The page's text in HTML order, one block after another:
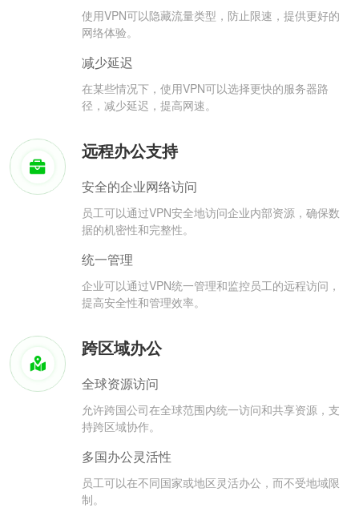
使用VPN可以隐藏流量类型，防止限速，提供更好的
网络体验。
减少延迟
在某些情况下，使用VPN可以选择更快的服务器路
径，减少延迟，提高网速。
远程办公支持
安全的企业网络访问
员工可以通过VPN安全地访问企业内部资源，确保数
据的机密性和完整性。
统一管理
企业可以通过VPN统一管理和监控员工的远程访问，
提高安全性和管理效率。
跨区域办公
全球资源访问
允许跨国公司在全球范围内统一访问和共享资源，支
持跨区域协作。
多国办公灵活性
员工可以在不同国家或地区灵活办公，而不受地域限
制。